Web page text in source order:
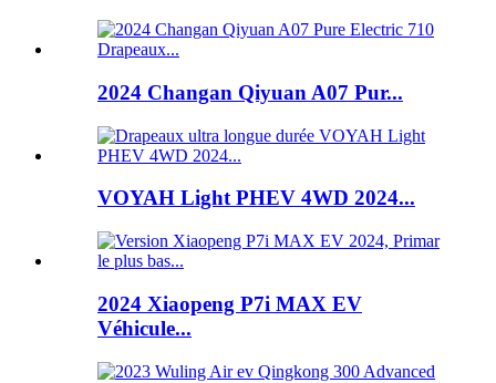
2024 Changan Qiyuan A07 Pur...
VOYAH Light PHEV 4WD 2024...
2024 Xiaopeng P7i MAX EV
Véhicule...